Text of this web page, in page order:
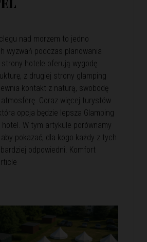
nad morzem to jedno
wyzwań podczas planowania
hotele oferują wygodę
z drugiej strony glamping
kontakt z naturą, swobodę
Coraz więcej turystów
opcja będzie lepsza Glamping
W tym artykule porównamy
pokazać, dla kogo każdy z tych
odpowiedni. Komfort